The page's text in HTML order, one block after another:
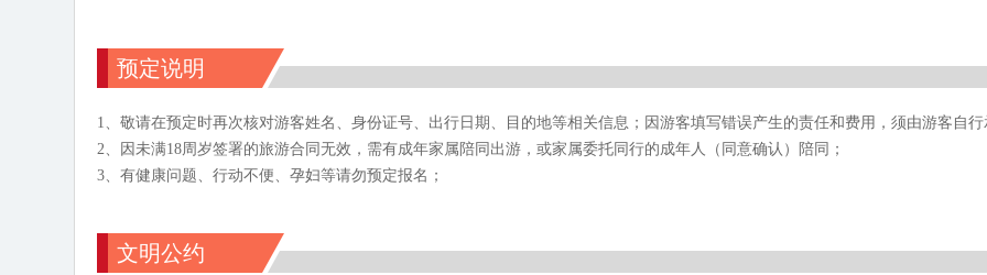
预定说明
1、敬请在预定时再次核对游客姓名、身份证号、出行日期、目的地等相关信息；因游客填写错误产生的责任和费用，须由游客自
2、因未满18周岁签署的旅游合同无效，需有成年家属陪同出游，或家属委托同行的成年人（同意确认）陪同；
3、有健康问题、行动不便、孕妇等请勿预定报名；
文明公约